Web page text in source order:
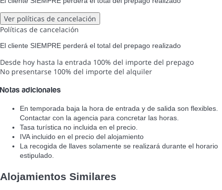
Ver políticas de cancelación
Políticas de cancelación
El cliente SIEMPRE perderá el total del prepago realizado
Desde hoy hasta la entrada 100% del importe del prepago
No presentarse 100% del importe del alquiler
Notas adicionales
En temporada baja la hora de entrada y de salida son flexibles.
Contactar con la agencia para concretar las horas.
Tasa turística no incluida en el precio.
IVA incluido en el precio del alojamiento
La recogida de llaves solamente se realizará durante el horario
estipulado.
Alojamientos Similares